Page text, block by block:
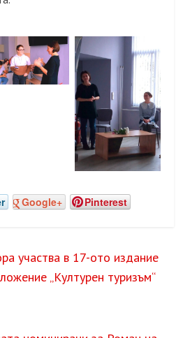
Google+ Pinterest
участва в 17-ото издание
„Културен туризъм“